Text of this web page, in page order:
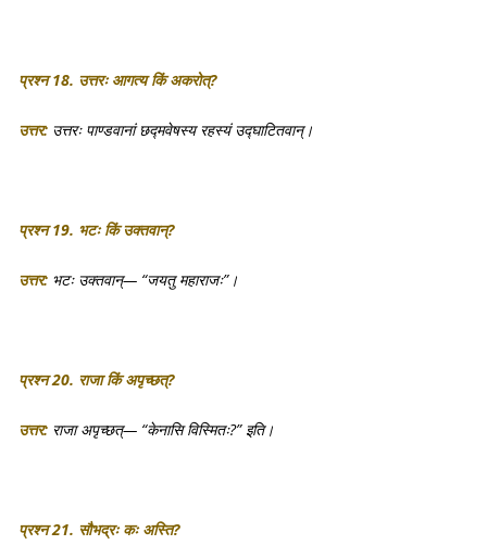
प्रश्न 18. उत्तरः आगत्य किं अकरोत्?
उत्तर: उत्तरः पाण्डवानां छद्मवेषस्य रहस्यं उद्घाटितवान्।
प्रश्न 19. भटः किं उक्तवान्?
उत्तर: भटः उक्तवान्— “जयतु महाराजः”।
प्रश्न 20. राजा किं अपृच्छत्?
उत्तर: राजा अपृच्छत्— “केनासि विस्मितः?” इति।
प्रश्न 21. सौभद्रः कः अस्ति?